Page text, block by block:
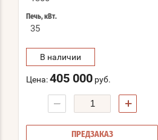
Печь, кВт.
35
В наличии
Цена:405 000 руб.
− +
ПРЕДЗАКАЗ